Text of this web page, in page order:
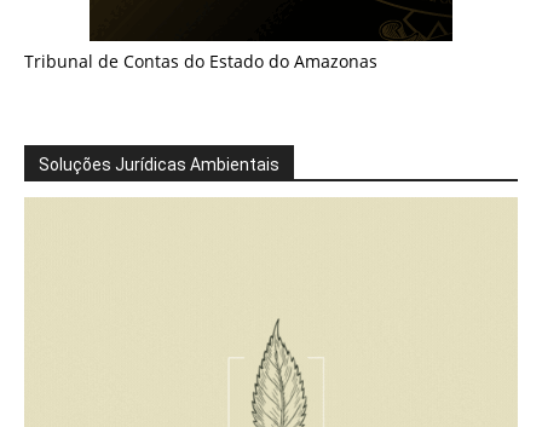
Tribunal de Contas do Estado do Amazonas
Soluções Jurídicas Ambientais